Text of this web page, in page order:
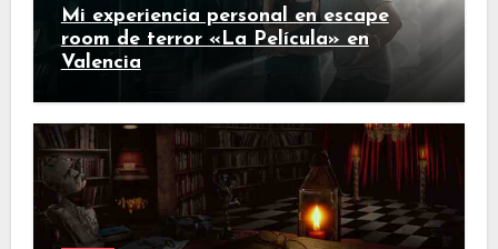
Mi experiencia personal en escape
room de terror «La Película» en
Valencia